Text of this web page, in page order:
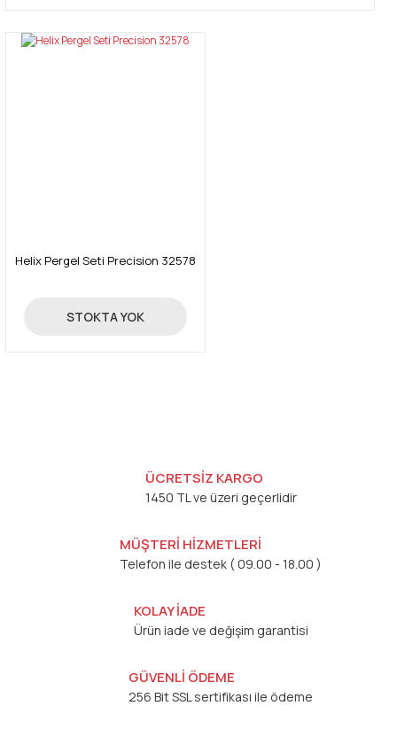
Helix Pergel Seti Precision 32578
110,00 TL
STOKTA YOK
ÜCRETSİZ KARGO
1450 TL ve üzeri geçerlidir
MÜŞTERİ HİZMETLERİ
Telefon ile destek ( 09.00 - 18.00 )
KOLAY İADE
Ürün iade ve değişim garantisi
GÜVENLİ ÖDEME
256 Bit SSL sertifikası ile ödeme